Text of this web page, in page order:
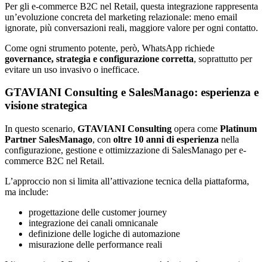
Per gli e-commerce B2C nel Retail, questa integrazione rappresenta
un’evoluzione concreta del marketing relazionale: meno email
ignorate, più conversazioni reali, maggiore valore per ogni contatto.
Come ogni strumento potente, però, WhatsApp richiede
governance, strategia e configurazione corretta, soprattutto per
evitare un uso invasivo o inefficace.
GTAVIANI Consulting e SalesManago: esperienza e
visione strategica
In questo scenario, GTAVIANI Consulting opera come Platinum
Partner SalesManago, con oltre 10 anni di esperienza nella
configurazione, gestione e ottimizzazione di SalesManago per e-
commerce B2C nel Retail.
L’approccio non si limita all’attivazione tecnica della piattaforma,
ma include:
progettazione delle customer journey
integrazione dei canali omnicanale
definizione delle logiche di automazione
misurazione delle performance reali